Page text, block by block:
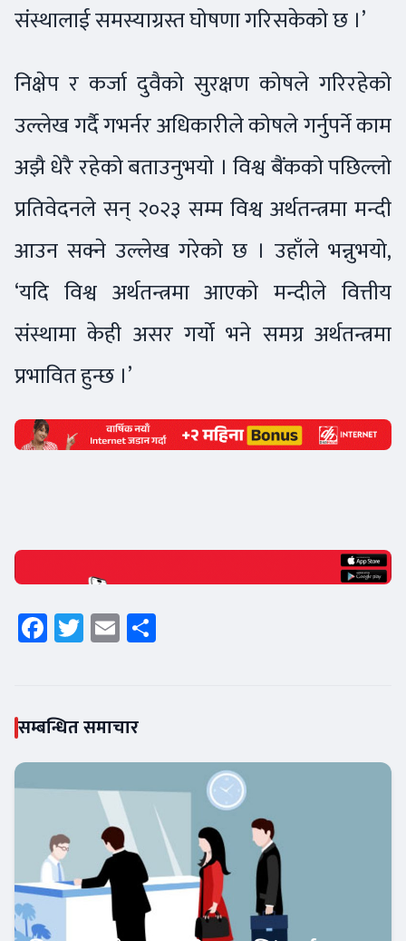
संस्थालाई समस्याग्रस्त घोषणा गरिसकेको छ ।’
निक्षेप र कर्जा दुवैको सुरक्षण कोषले गरिरहेको
उल्लेख गर्दै गभर्नर अधिकारीले कोषले गर्नुपर्ने काम
अझै धेरै रहेको बताउनुभयो । विश्व बैंकको पछिल्लो
प्रतिवेदनले सन् २०२३ सम्म विश्व अर्थतन्त्रमा मन्दी
आउन सक्ने उल्लेख गरेको छ । उहाँले भन्नुभयो,
‘यदि विश्व अर्थतन्त्रमा आएको मन्दीले वित्तीय
संस्थामा केही असर गर्यो भने समग्र अर्थतन्त्रमा
प्रभावित हुन्छ ।’
Facebook
Twitter
Email
सम्बन्धित समाचार